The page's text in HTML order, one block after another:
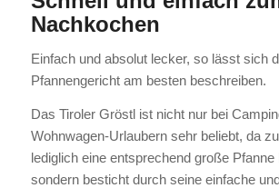
Nachkochen
Einfach und absolut lecker, so lässt sich
Pfannengericht am besten beschreiben.
Das Tiroler Gröstl ist nicht nur bei
Wohnwagen-Urlaubern sehr beliebt, da
lediglich eine entsprechend große Pfanne
sondern besticht durch seine einfache